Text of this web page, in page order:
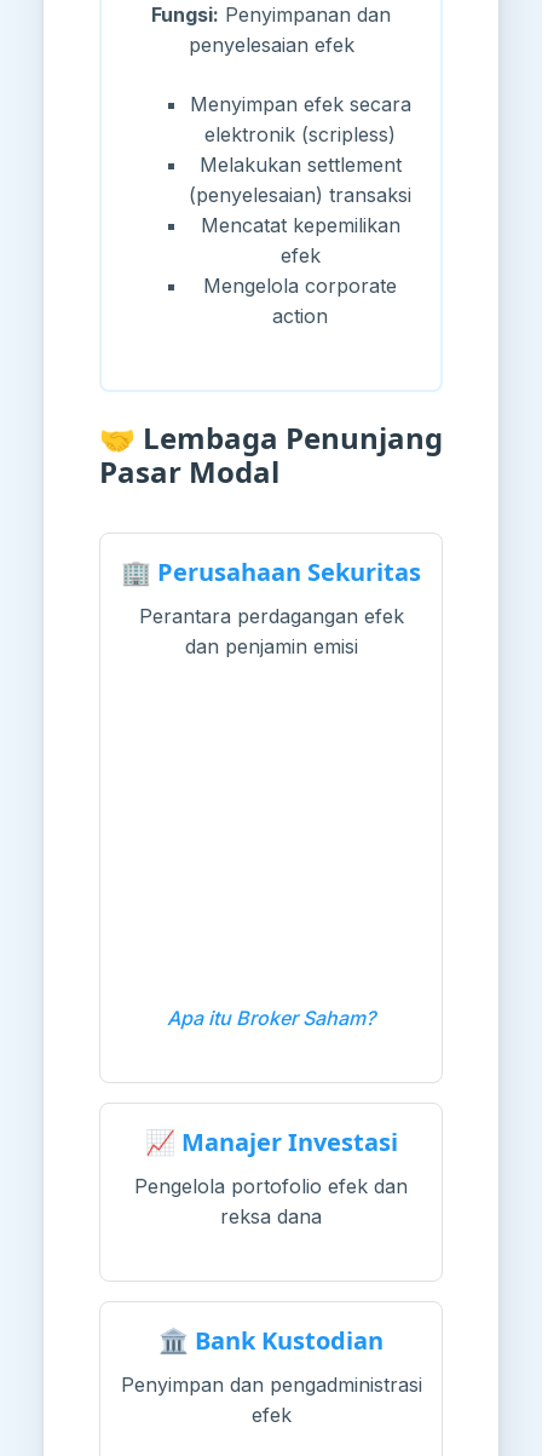
Fungsi: Penyimpanan dan
penyelesaian efek
Menyimpan efek secara
elektronik (scripless)
Melakukan settlement
(penyelesaian) transaksi
Mencatat kepemilikan
efek
Mengelola corporate
action
🤝 Lembaga Penunjang
Pasar Modal
🏢 Perusahaan Sekuritas
Perantara perdagangan efek
dan penjamin emisi
Apa itu Broker Saham?
📈 Manajer Investasi
Pengelola portofolio efek dan
reksa dana
🏛️ Bank Kustodian
Penyimpan dan pengadministrasi
efek